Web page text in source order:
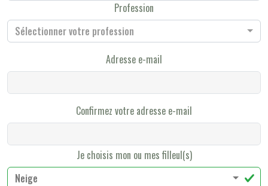
Profession
Sélectionner votre profession
Adresse e-mail
Confirmez votre adresse e-mail
Je choisis mon ou mes filleul(s)
Neige